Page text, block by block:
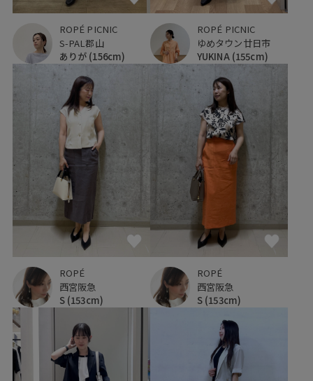
ROPÉ PICNIC
S-PAL郡山
ありが (156cm)
ROPÉ PICNIC
ゆめタウン廿日市
YUKINA (155cm)
ROPÉ
西宮阪急
S (153cm)
ROPÉ
西宮阪急
S (153cm)